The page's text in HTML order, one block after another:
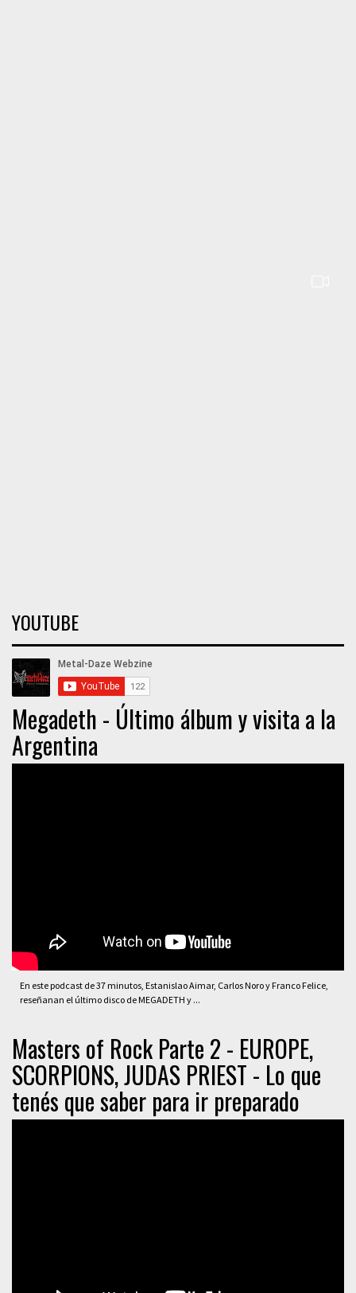
YOUTUBE
Megadeth - Último álbum y visita a la
Argentina
En este podcast de 37 minutos, Estanislao Aimar, Carlos Noro y Franco Felice,
reseñanan el último disco de MEGADETH y ...
Masters of Rock Parte 2 - EUROPE,
SCORPIONS, JUDAS PRIEST - Lo que
tenés que saber para ir preparado